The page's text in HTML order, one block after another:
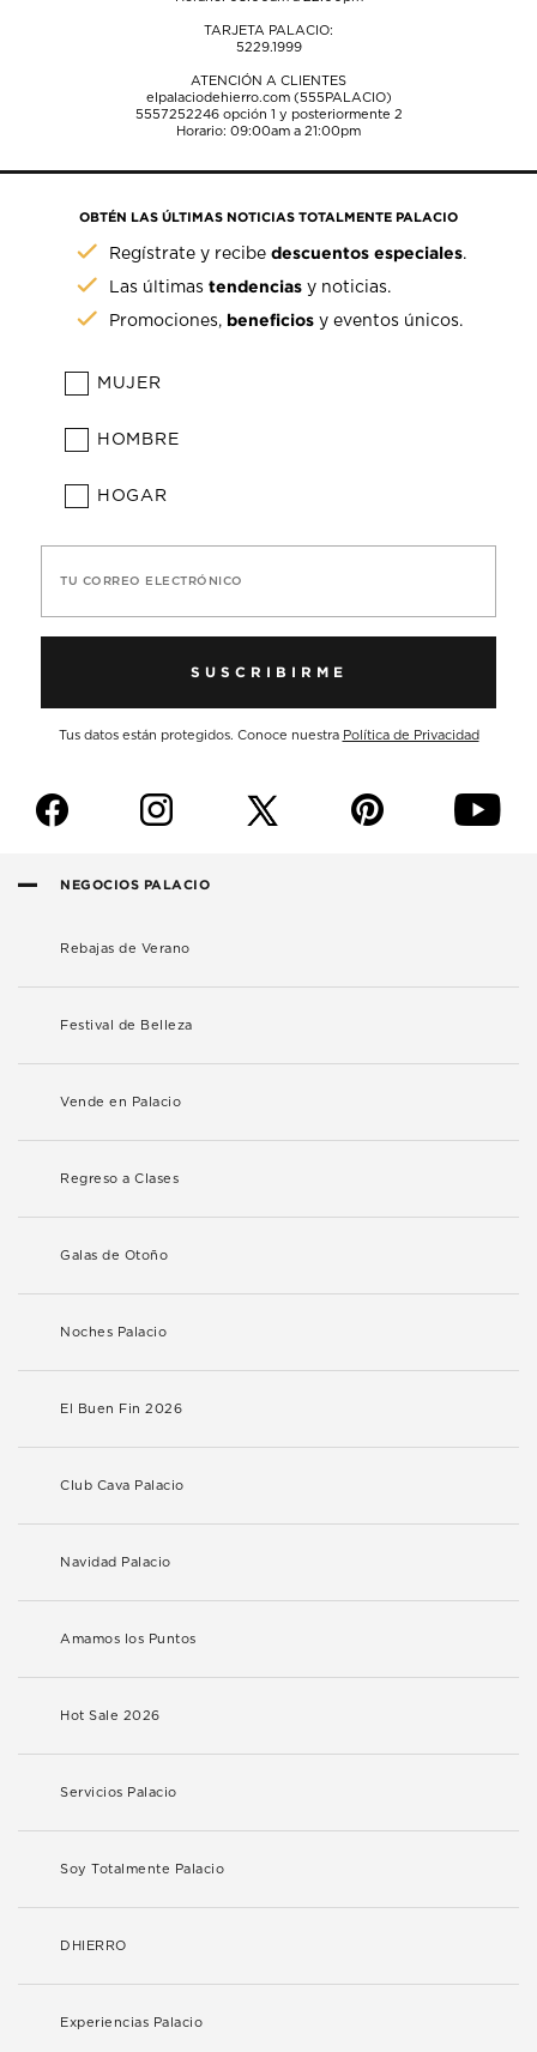
TARJETA PALACIO:
5229.1999
ATENCIÓN A CLIENTES
elpalaciodehierro.com (555PALACIO)
5557252246opción 1 y posteriormente 2
Horario: 09:00am a 21:00pm
OBTÉN LAS ÚLTIMAS NOTICIAS TOTALMENTE PALACIO
Regístrate y recibedescuentos especiales.
Las últimastendencias y noticias.
Promociones, beneficios y eventos únicos.
MUJER
HOMBRE
HOGAR
TU CORREO ELECTRÓNICO
SUSCRIBIRME
Tus datos están protegidos. Conoce nuestra Política de Privacidad
f i p y
NEGOCIOS PALACIO
Rebajas de Verano
Festival de Belleza
Vende en Palacio
Regreso a Clases
Galas de Otoño
Noches Palacio
El Buen Fin 2026
Club Cava Palacio
Navidad Palacio
Amamos los Puntos
Hot Sale 2026
Servicios Palacio
Soy Totalmente Palacio
DHIERRO
Experiencias Palacio